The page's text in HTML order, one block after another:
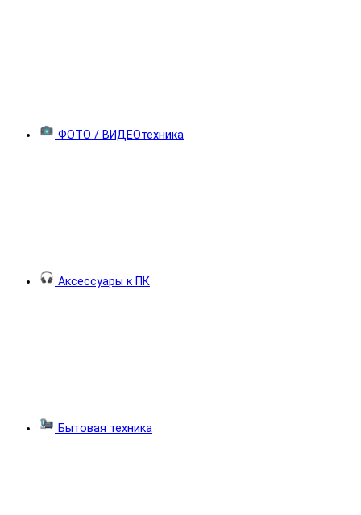
ФОТО / ВИДЕОтехника
Аксессуары к ПК
Бытовая техника